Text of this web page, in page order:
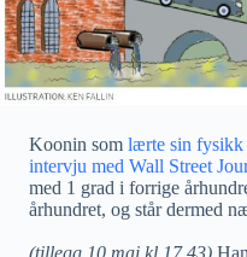
Koonin som lærte sin
intervju med Wall Street
med 1 grad i forrige
århundret, og står dermed
(tillegg 10.mai kl 17.43)